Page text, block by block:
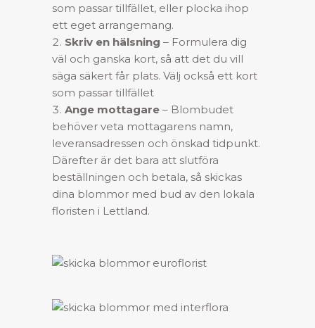
som passar tillfället, eller plocka ihop
ett eget arrangemang.
Skriv en hälsning – Formulera dig
väl och ganska kort, så att det du vill
säga säkert får plats. Välj också ett kort
som passar tillfället
Ange mottagare – Blombudet
behöver veta mottagarens namn,
leveransadressen och önskad tidpunkt.
Därefter är det bara att slutföra
beställningen och betala, så skickas
dina blommor med bud av den lokala
floristen i Lettland.